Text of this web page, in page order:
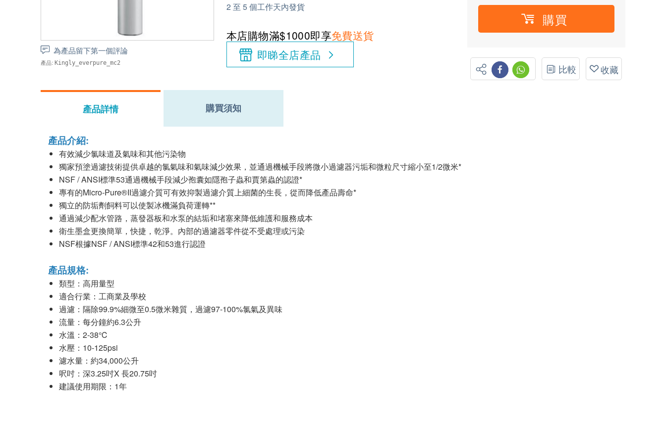
為產品留下第一個評論
產品: Kingly_everpure_mc2
2 至 5 個工作天內發貨
本店購物滿$1000即享免費送貨
即睇全店產品
購買
比較 收藏
產品詳情 購買須知
產品介紹:
有效減少氯味道及氣味和其他污染物
獨家預塗過濾技術提供卓越的氯氣味和氣味減少效果，並通過機械手段將微小過濾器污垢和微粒尺寸縮小至1/2微米*
NSF / ANSI標準53通過機械手段減少孢囊如隱孢子蟲和賈第蟲的認證*
專有的Micro-Pure®II過濾介質可有效抑製過濾介質上細菌的生長，從而降低產品壽命*
獨立的防垢劑飼料可以使製冰機滿負荷運轉**
通過減少配水管路，蒸發器板和水泵的結垢和堵塞來降低維護和服務成本
衛生墨盒更換簡單，快捷，乾淨。內部的過濾器零件從不受處理或污染
NSF根據NSF / ANSI標準42和53進行認證
產品規格:
類型：高用量型
適合行業：工商業及學校
過濾：隔除99.9%細微至0.5微米雜質，過濾97-100%氯氣及異味
流量：每分鐘約6.3公升
水溫：2-38℃
水壓：10-125psi
濾水量：約34,000公升
呎吋：深3.25吋X 長20.75吋
建議使用期限：1年